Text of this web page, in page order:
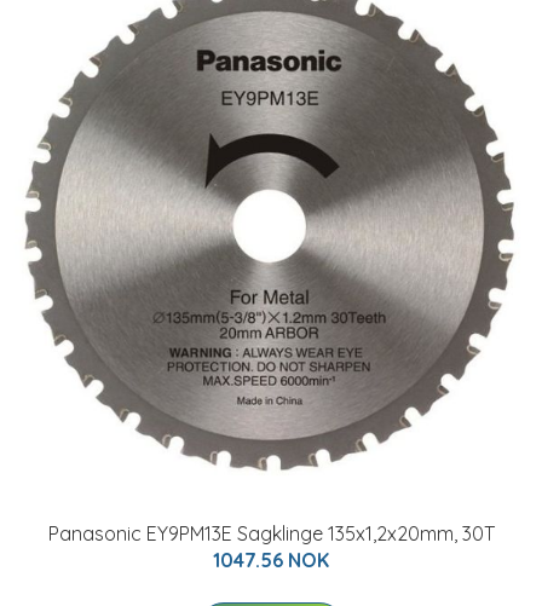
Panasonic EY9PM13E Sagklinge 135x1,2x20mm, 30T
1047.56 NOK